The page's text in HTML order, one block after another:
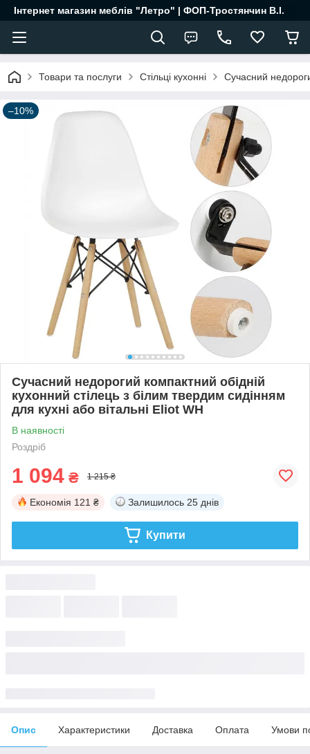
Інтернет магазин меблів "Летро" | ФОП-Тростянчин В.І.
Товари та послуги Стільці кухонні Сучасний
–10%
Сучасний недорогий компактний обідній
кухонний стілець з білим твердим сидінням
для кухні або вітальні Eliot WH
В наявності
Роздріб
1 094 ₴ 1 215 ₴
Економія 121 ₴ Залишилось 25 днів
Купити
Опис Характеристики Доставка Оплата Умови